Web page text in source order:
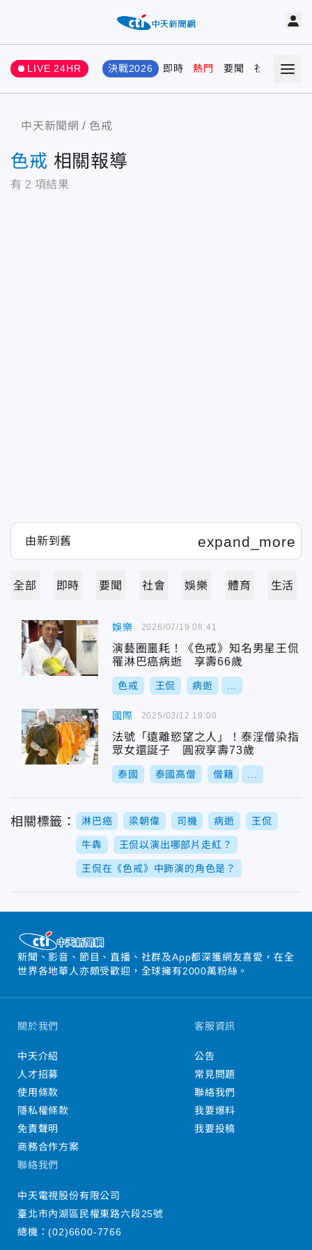
LIVE 24HR 決戰2026 即時 熱門 要聞 社會 娛樂
中天新聞網 色戒
色戒 相關報導
有 2 項結果
全部 即時 要聞 社會 娛樂 體育 生活
娛樂
演藝圈噩耗！《色戒》知名男星王侃
罹淋巴癌病逝 享壽66歲
色戒 王侃 病逝
2026/07/19 08:41
國際
法號「遠離慾望之人」！泰淫僧染指
眾女還誕子 圓寂享壽73歲
泰國 泰國高僧 僧籍
2025/03/12 19:00
相關標籤： 淋巴癌 梁朝偉 司機 病逝 王侃
牛犇 王侃以演出哪部片走紅？
王侃在《色戒》中飾演的角色是？
新聞、影音、節目、直播、社群及App都深獲網友喜愛，在全
世界各地華人亦頗受歡迎，全球擁有2000萬粉絲。
關於我們
中天介紹
人才招募
使用條款
隱私權條款
免責聲明
商務合作方案
客服資訊
公告
常見問題
聯絡我們
我要爆料
我要投稿
聯絡我們
中天電視股份有限公司
臺北市內湖區民權東路六段25號
總機：(02)6600-7766